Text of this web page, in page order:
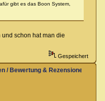
gibt es das Boon System,
schon hat man die
Gespeichert
/ Bewertung & Rezensionen